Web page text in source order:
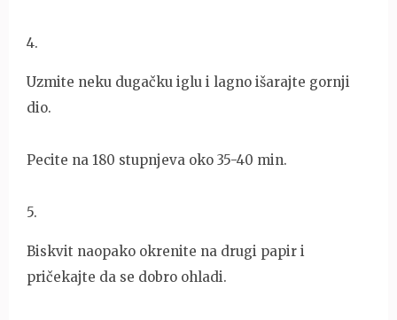
4.
Uzmite neku dugačku iglu i lagno išarajte gornji
dio.
Pecite na 180 stupnjeva oko 35-40 min.
5.
Biskvit naopako okrenite na drugi papir i
pričekajte da se dobro ohladi.